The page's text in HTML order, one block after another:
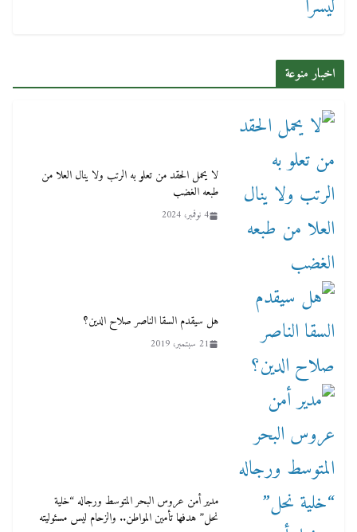
اخبار منوعة
لا يحمل الحقد من تعلو به الرتب ولا ينال العلا من
طبعه الغضب
4 نوفمبر، 2024
هل سيقدم السقا الناصر صلاح الدين؟
21 سبتمبر، 2019
مدير أمن عروس البحر المتوسط ورجاله “خلية
نحل” هدفها تأمين المواطن.. والزحام ليس مسئوليته